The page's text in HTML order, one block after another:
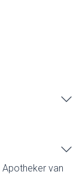
Apotheker van